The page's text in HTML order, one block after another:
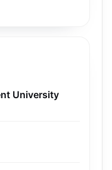
University